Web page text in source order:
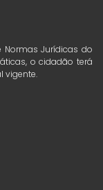
Normas Jurídicas do
o cidadão terá
vigente.